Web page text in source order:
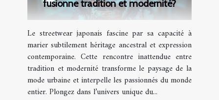
fusionne tradition et modernité?
Le streetwear japonais fascine par sa capacité à
marier subtilement héritage ancestral et expression
contemporaine. Cette rencontre inattendue entre
tradition et modernité transforme le paysage de la
mode urbaine et interpelle les passionnés du monde
entier. Plongez dans l’univers unique du...